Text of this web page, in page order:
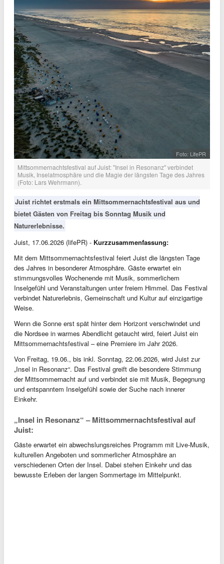
Foto: LifePR
Mittsommernachtsfestival auf Juist: "Insel in Resonanz" verbindet
Musik, Inselatmosphäre und die Magie der längsten Tage des Jahres
(Foto: Lars Wehrmann).
Juist richtet erstmals ein Mittsommernachtsfestival aus und
bietet Gästen von Freitag bis Sonntag Musik und
Naturerlebnisse.
Juist, 17.06.2026 (lifePR) - Kurzzusammenfassung:
Mit dem Mittsommernachtsfestival feiert Juist die längsten Tage
des Jahres in besonderer Atmosphäre. Gäste erwartet ein
stimmungsvolles Wochenende mit Musik, sommerlichem
Inselgefühl und Veranstaltungen unter freiem Himmel. Das Festival
verbindet Naturerlebnis, Gemeinschaft und Kultur auf einzigartige
Weise.
Wenn die Sonne erst spät hinter dem Horizont verschwindet und
die Nordsee in warmes Abendlicht getaucht wird, feiert Juist ein
Mittsommernachtsfestival – eine Premiere im Jahr 2026.
Von Freitag, 19.06., bis inkl. Sonntag, 22.06.2026, wird Juist zur
„Insel in Resonanz“. Das Festival greift die besondere Stimmung
der Mittsommernacht auf und verbindet sie mit Musik, Begegnung
und entspanntem Inselgefühl sowie der Suche nach innerer
Einkehr.
„Insel in Resonanz“ – Mittsommernachtsfestival auf
Juist:
Gäste erwartet ein abwechslungsreiches Programm mit Live-Musik,
kulturellen Angeboten und sommerlicher Atmosphäre an
verschiedenen Orten der Insel. Dabei stehen Einkehr und das
bewusste Erleben der langen Sommertage im Mittelpunkt.